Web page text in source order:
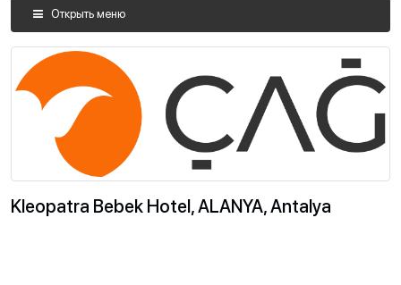
Открыть меню
Kleopatra Bebek Hotel, ALANYA, Antalya